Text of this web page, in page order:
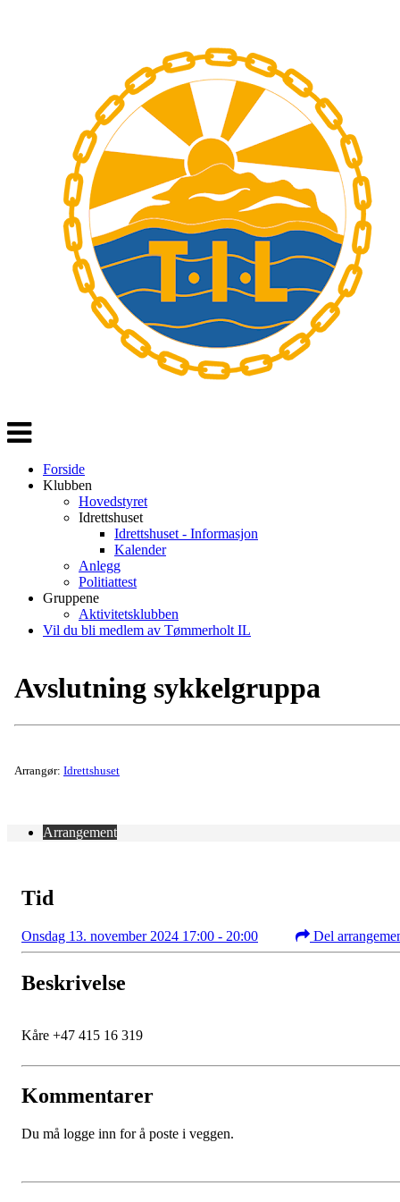
Veksle
navigasjon
Forside
Klubben
Hovedstyret
Idrettshuset
Idrettshuset - Informasjon
Kalender
Anlegg
Politiattest
Gruppene
Aktivitetsklubben
Vil du bli medlem av Tømmerholt IL
Avslutning sykkelgruppa
Arrangør: Idrettshuset
Arrangement
Tid
Onsdag 13. november 2024 17:00 - 20:00 Del
Beskrivelse
Kåre +47 415 16 319
Kommentarer
Du må logge inn for å poste i veggen.